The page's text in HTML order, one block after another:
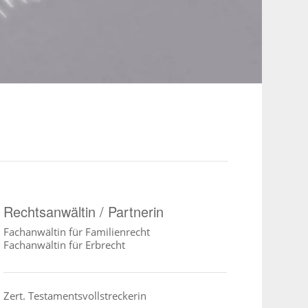
Rechtsanwältin / Partnerin
Fachanwältin für Familienrecht
Fachanwältin für Erbrecht
Zert. Testamentsvollstreckerin